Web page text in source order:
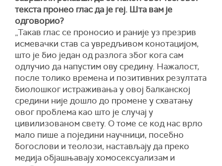
текста пронео глас да је геј. Шта вам је
одговорио?
„Такав глас се проносио и раније уз презрив
исмевачки став са увредљивом конотацијом,
што је био један од разлога због кога сам
одлучио да напустим ову средину. Нажалост,
после толико времена и позитивних резултата
биолошког истраживања у овој балканској
средини није дошло до промене у схватању
овог проблема као што је случај у
цивилизованом свету. О томе се код нас врло
мало пише а поједини научници, посебно
богослови и теолози, настављају да преко
медија објашњавају хомосексуализам и